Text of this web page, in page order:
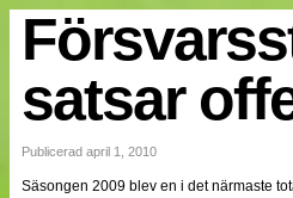
Cuper
Medlemmar
Medlemsbilder
Om oss
NÄTverket
satsar
Publicerad april 1, 2010
Säsongen 2009 blev en i det närmaste